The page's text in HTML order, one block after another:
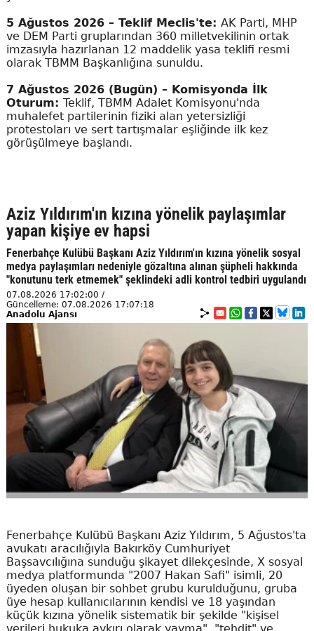
5 Ağustos 2026 – Teklif Meclis'te: AK Parti, MHP
ve DEM Parti gruplarından 360 milletvekilinin ortak
imzasıyla hazırlanan 12 maddelik yasa teklifi resmi
olarak TBMM Başkanlığına sunuldu.
7 Ağustos 2026 (Bugün) – Komisyonda İlk
Oturum: Teklif, TBMM Adalet Komisyonu'nda
muhalefet partilerinin fiziki alan yetersizliği
protestoları ve sert tartışmalar eşliğinde ilk kez
görüşülmeye başlandı.
Aziz Yıldırım'ın kızına yönelik paylaşımlar
yapan kişiye ev hapsi
Fenerbahçe Kulübü Başkanı Aziz Yıldırım'ın kızına yönelik sosyal
medya paylaşımları nedeniyle gözaltına alınan şüpheli hakkında
"konutunu terk etmemek" şeklindeki adli kontrol tedbiri uygulandı
07.08.2026 17:02:00 /
Güncelleme: 07.08.2026 17:07:18
Anadolu Ajansı
Fenerbahçe Kulübü Başkanı Aziz Yıldırım, 5 Ağustos'ta
avukatı aracılığıyla Bakırköy Cumhuriyet
Başsavcılığına sunduğu şikayet dilekçesinde, X sosyal
medya platformunda "2007 Hakan Safi" isimli, 20
üyeden oluşan bir sohbet grubu kurulduğunu, gruba
üye hesap kullanıcılarının kendisi ve 18 yaşından
küçük kızına yönelik sistematik bir şekilde "kişisel